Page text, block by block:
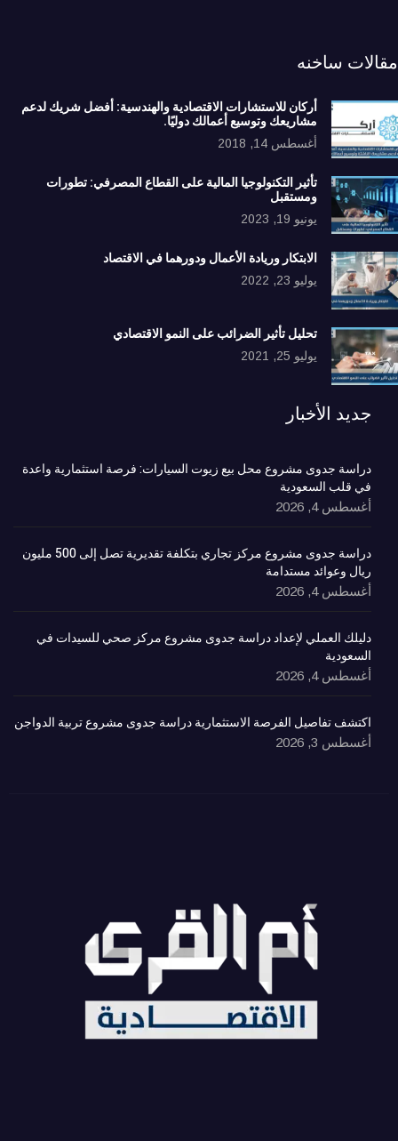
مقالات ساخنه
أركان للاستشارات الاقتصادية والهندسية: أفضل شريك لدعم
مشاريعك وتوسيع أعمالك دوليًا.
أغسطس 14, 2018
تأثير التكنولوجيا المالية على القطاع المصرفي: تطورات
ومستقبل
يونيو 19, 2023
الابتكار وريادة الأعمال ودورهما في الاقتصاد
يوليو 23, 2022
تحليل تأثير الضرائب على النمو الاقتصادي
يوليو 25, 2021
جديد الأخبار
دراسة جدوى مشروع محل بيع زيوت السيارات: فرصة استثمارية واعدة
في قلب السعودية
أغسطس 4, 2026
دراسة جدوى مشروع مركز تجاري بتكلفة تقديرية تصل إلى 500 مليون
ريال وعوائد مستدامة
أغسطس 4, 2026
دليلك العملي لإعداد دراسة جدوى مشروع مركز صحي للسيدات في
السعودية
أغسطس 4, 2026
اكتشف تفاصيل الفرصة الاستثمارية دراسة جدوى مشروع تربية الدواجن
أغسطس 3, 2026